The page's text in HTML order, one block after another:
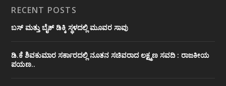
RECENT POSTS
ಬಸ್ ಮತ್ತು ಬೈಕ್ ಡಿಕ್ಕಿ ಸ್ಥಳದಲ್ಲಿ ಮೂವರ ಸಾವು
ಡಿ.ಕೆ ಶಿವಕುಮಾರ ಸರ್ಕಾರದಲ್ಲಿ ನೂತನ ಸಚಿವರಾದ ಲಕ್ಷ್ಮಣ ಸವದಿ : ರಾಜಕೀಯ
ಪಯಣ..